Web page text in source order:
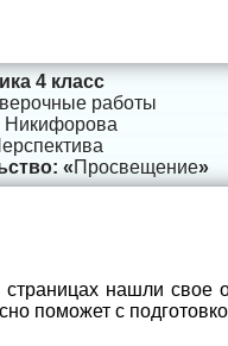
4 класс
работы
Никифорова
Просвещение
нашли свое
поможет с